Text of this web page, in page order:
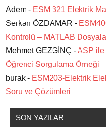
Adem - ESM 321 Elektrik
Serkan ÖZDAMAR -
Kontrolü – MATLAB
Mehmet GEZGİNÇ -ASP ile
Öğrenci Sorgulama Örneği
burak - ESM203-Elektrik
Soru ve Çözümleri
SON YAZILAR